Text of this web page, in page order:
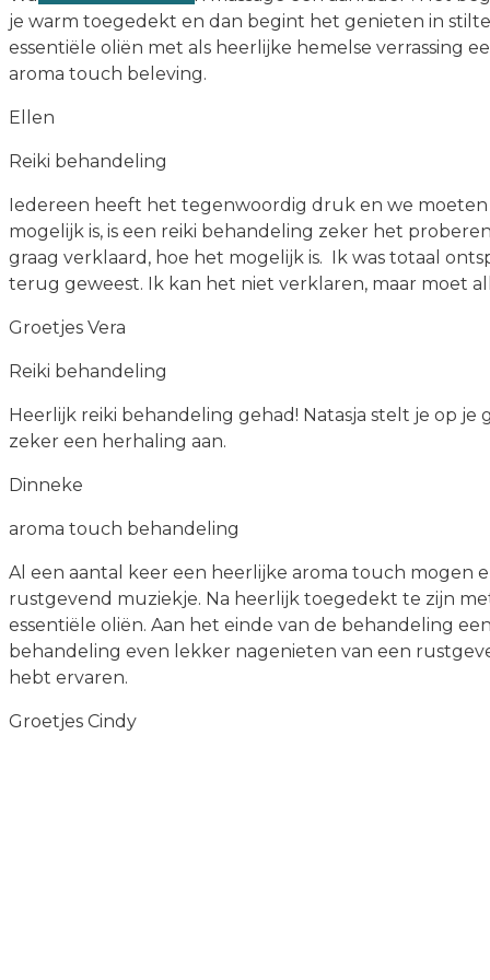
je warm toegedekt en dan begint het genieten in
essentiële oliën met als heerlijke hemelse verrassing
aroma touch beleving.
Ellen
Reiki behandeling
Iedereen heeft het tegenwoordig druk en we
mogelijk is, is een reiki behandeling zeker het
graag verklaard, hoe het mogelijk is. Ik was totaal
terug geweest. Ik kan het niet verklaren, maar moet
Groetjes Vera
Reiki behandeling
Heerlijk reiki behandeling gehad! Natasja stelt je op
zeker een herhaling aan.
Dinneke
aroma touch behandeling
Al een aantal keer een heerlijke aroma touch mogen
rustgevend muziekje. Na heerlijk toegedekt te zijn
essentiële oliën. Aan het einde van de behandeling
behandeling even lekker nagenieten van een
hebt ervaren.
Groetjes Cindy